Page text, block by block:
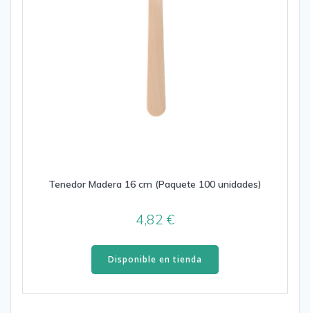
Tenedor Madera 16 cm (Paquete 100 unidades)
4,82€
Disponible en tienda